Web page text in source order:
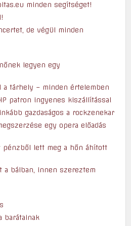
minden segítséget!
de végül minden
legyen egy
a tárhely – minden értelemben
patron ingyenes kiszállítással
gazdaságos a rockzenekar
egy opera előadás
pénzből lett meg a hőn áhított
a bálban, innen szereztem
barátainak